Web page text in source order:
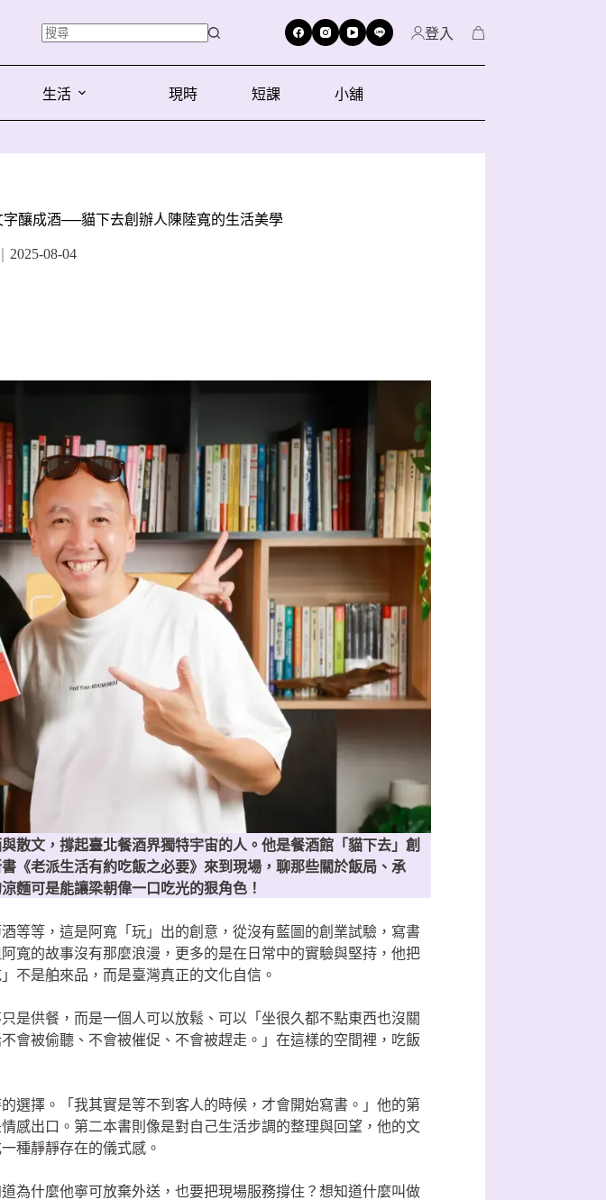
登入
生活 現時 短課 小舖
字釀成酒──貓下去創辦人陳陸寬的生活美學
2025-08-04
散文，撐起臺北餐酒界獨特宇宙的人。他是餐酒館「貓下去」創
《老派生活有約吃飯之必要》來到現場，聊那些關於飯局、承
麵可是能讓梁朝偉一口吃光的狠角色！
等等，這是阿寬「玩」出的創意，從沒有藍圖的創業試驗，寫書
寬的故事沒有那麼浪漫，更多的是在日常中的實驗與堅持，他把
不是舶來品，而是臺灣真正的文化自信。
是供餐，而是一個人可以放鬆、可以「坐很久都不點東西也沒關
會被偷聽、不會被催促、不會被趕走。」在這樣的空間裡，吃飯
選擇。「我其實是等不到客人的時候，才會開始寫書。」他的第
感出口。第二本書則像是對自己生活步調的整理與回望，他的文
種靜靜存在的儀式感。
為什麼他寧可放棄外送，也要把現場服務撐住？想知道什麼叫做